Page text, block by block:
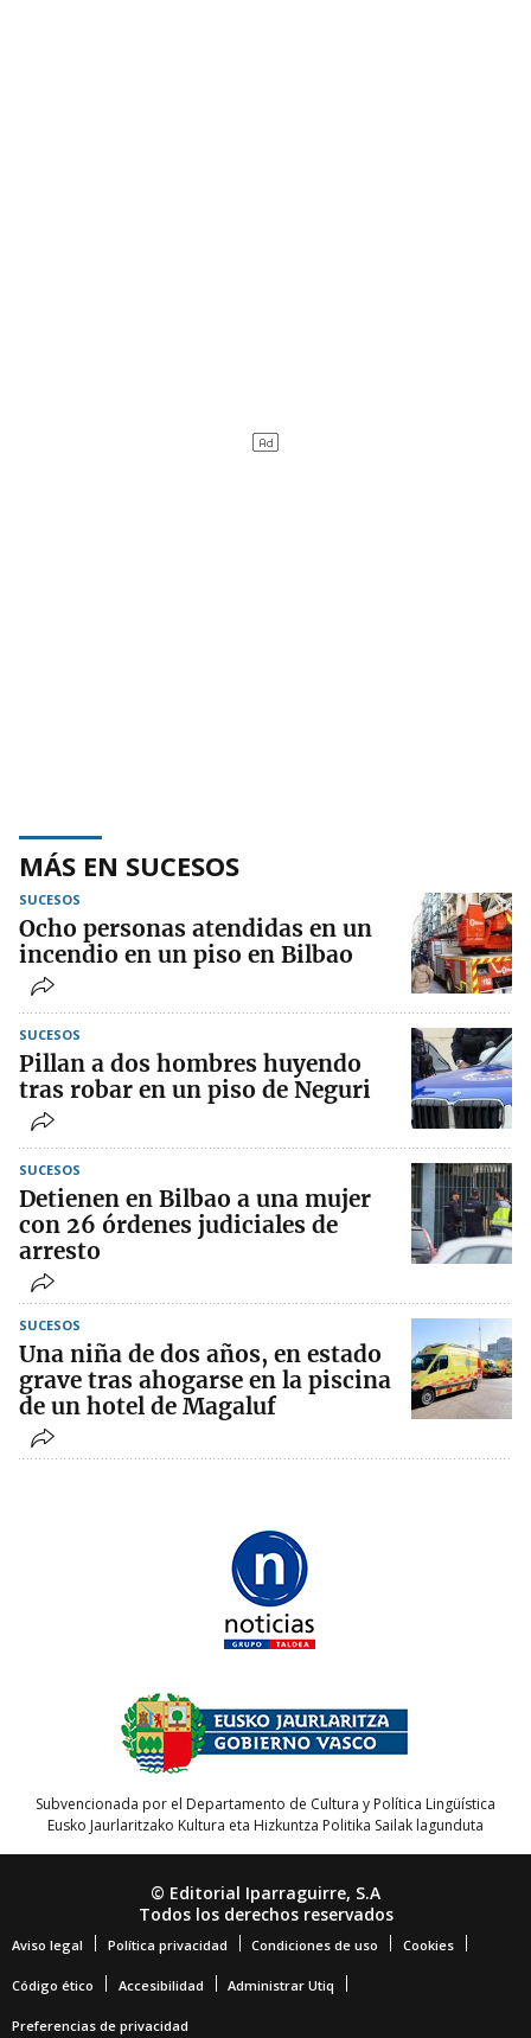
MÁS EN SUCESOS
SUCESOS
Ocho personas atendidas en un
incendio en un piso en Bilbao
SUCESOS
Pillan a dos hombres huyendo
tras robar en un piso de Neguri
SUCESOS
Detienen en Bilbao a una mujer
con 26 órdenes judiciales de
arresto
SUCESOS
Una niña de dos años, en estado
grave tras ahogarse en la piscina
de un hotel de Magaluf
Subvencionada por el Departamento de Cultura y Política Lingüística
Eusko Jaurlaritzako Kultura eta Hizkuntza Politika Sailak lagunduta
© Editorial Iparraguirre, S.A
Todos los derechos reservados
Aviso legal Política privacidad Condiciones de uso Cookies
Código ético Accesibilidad Administrar Utiq
Preferencias de privacidad